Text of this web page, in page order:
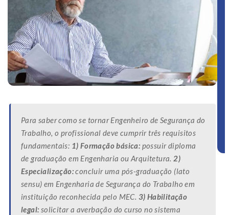
Para saber como se tornar Engenheiro de Segurança do
Trabalho, o profissional deve cumprir três requisitos
fundamentais: 1) Formação básica: possuir diploma
de graduação em Engenharia ou Arquitetura.2)
Especialização:concluir uma pós-graduação (lato
sensu) em Engenharia de Segurança do Trabalho em
instituição reconhecida pelo MEC. 3) Habilitação
legal: solicitar a averbação do curso no sistema